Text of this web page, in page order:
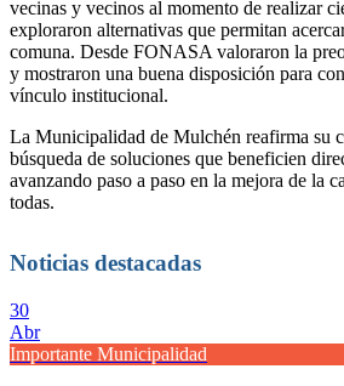
vecinas y vecinos al momento de realizar
exploraron alternativas que permitan
comuna. Desde FONASA valoraron la
y mostraron una buena disposición para
vínculo institucional.
La Municipalidad de Mulchén reafirma su
búsqueda de soluciones que beneficien
avanzando paso a paso en la mejora de la
todas.
Noticias destacadas
30
Abr
Importante Municipalidad